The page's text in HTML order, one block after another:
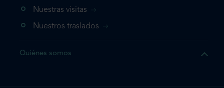
su reserva.
una vez
Nuestras visitas
Nuestros traslados
Quiénes somos